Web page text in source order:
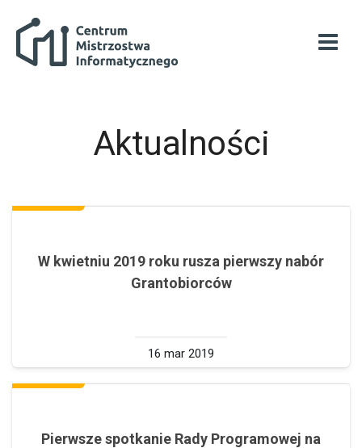
Aktualności
W kwietniu 2019 roku rusza pierwszy nabór
Grantobiorców
16 mar 2019
Pierwsze spotkanie Rady Programowej na